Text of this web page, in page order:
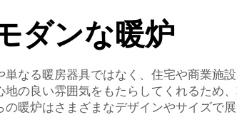
ダンな暖炉
なる暖房器具ではなく、住宅や商業施
の良い雰囲気をもたらしてくれるため
暖炉はさまざまなデザインやサイズで